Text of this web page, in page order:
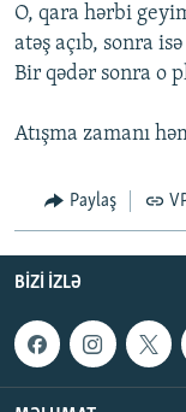
AZADLIQRADIOSU
BIZIMLƏ ƏLAQƏ
RFE/RL-in bütün
O, qara hərbi
atəş açıb, sonra
Bir qədər sonra o
Atışma zamanı
Paylaş
BIZI IZLƏ